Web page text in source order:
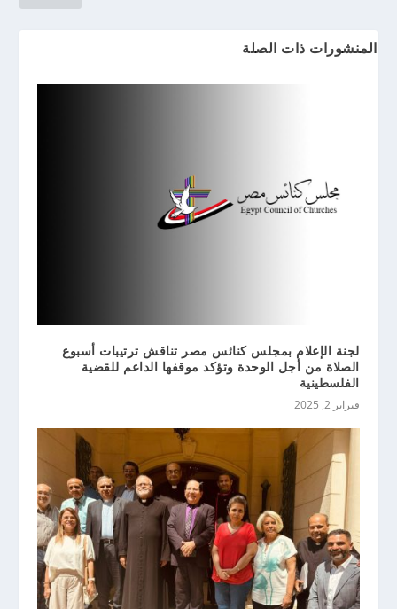
المنشورات ذات الصلة
لجنة الإعلام بمجلس كنائس مصر تناقش ترتيبات أسبوع
الصلاة من أجل الوحدة وتؤكد موقفها الداعم للقضية
الفلسطينية
فبراير 2, 2025